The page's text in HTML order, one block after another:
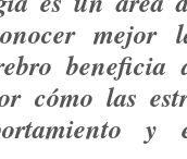
cómo las
y